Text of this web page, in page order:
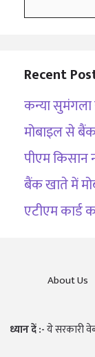
Recent
कन्या सुमंगला
मोबाइल से
पीएम किसान
बैंक खाते में
एटीएम
About Us
ध्यान दें :-ये सरकारी